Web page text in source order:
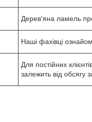
Дерев'яна ламель
Наші фахівці
Для постійних
залежить від обсягу